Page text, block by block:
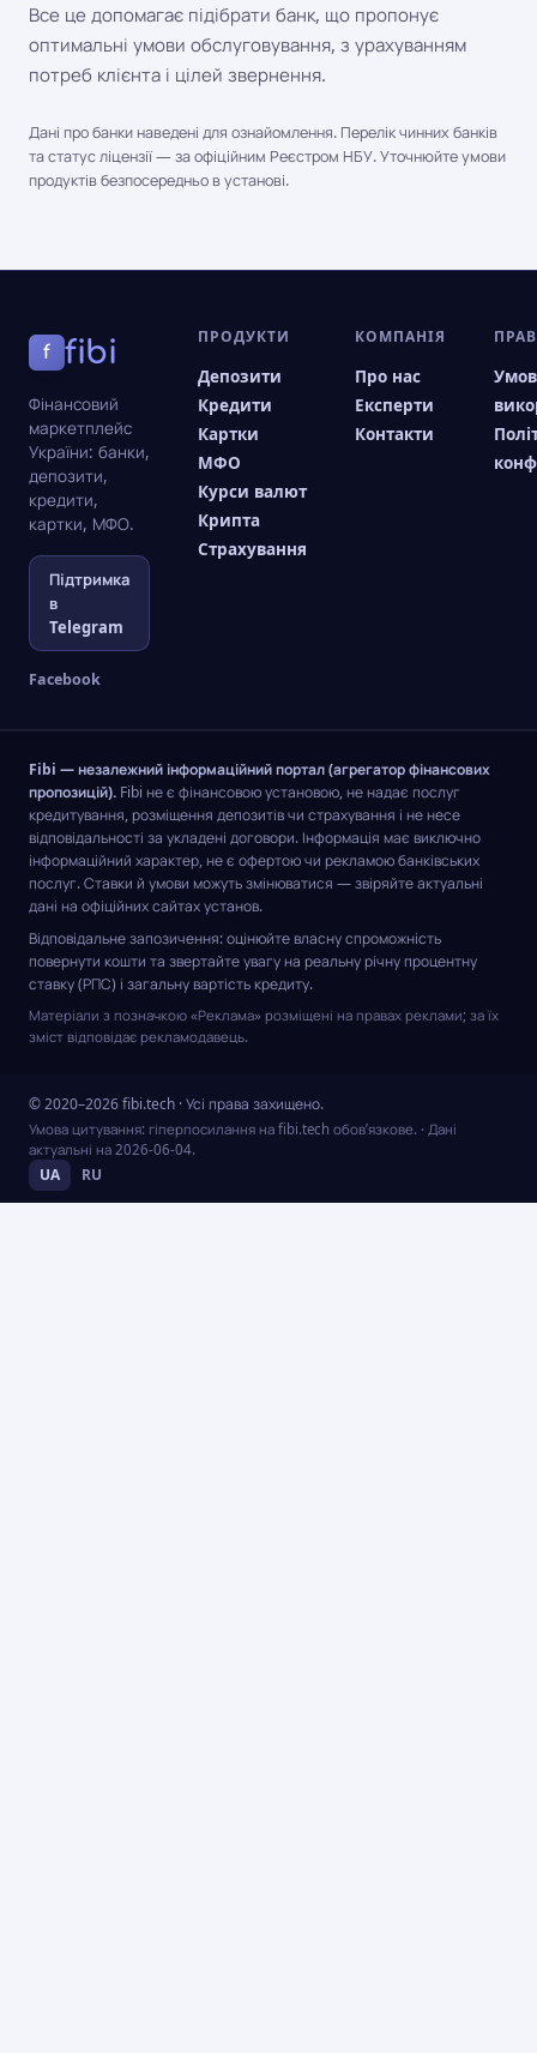
Все це допомагає підібрати банк, що пропонує
оптимальні умови обслуговування, з урахуванням
потреб клієнта і цілей звернення.
Дані про банки наведені для ознайомлення. Перелік чинних банків
та статус ліцензії — за офіційним Реєстром НБУ. Уточнюйте умови
продуктів безпосередньо в установі.
f fibi
Фінансовий
маркетплейс
України: банки,
депозити,
кредити,
картки, МФО.
Підтримка
в
Telegram
Facebook
ПРОДУКТИ
Депозити
Кредити
Картки
МФО
Курси валют
Крипта
Страхування
КОМПАНІЯ
Про нас
Експерти
Контакти
Fibi — незалежний інформаційний портал (агрегатор фінансових
пропозицій). Fibi не є фінансовою установою, не надає послуг
кредитування, розміщення депозитів чи страхування і не несе
відповідальності за укладені договори. Інформація має виключно
інформаційний характер, не є офертою чи рекламою банківських
послуг. Ставки й умови можуть змінюватися — звіряйте актуальні
дані на офіційних сайтах установ.
Відповідальне запозичення: оцінюйте власну спроможність
повернути кошти та звертайте увагу на реальну річну процентну
ставку (РПС) і загальну вартість кредиту.
Матеріали з позначкою «Реклама» розміщені на правах реклами; за їх
зміст відповідає рекламодавець.
© 2020–2026 fibi.tech · Усі права захищено.
Умова цитування: гіперпосилання на fibi.tech обов’язкове. · Дані
актуальні на 2026-06-04.
UA RU